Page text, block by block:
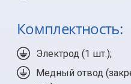
Комплектность:
Электрод (1 шт.);
Медный отвод